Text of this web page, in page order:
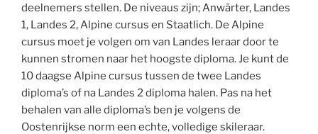
deelnemers stellen. De niveaus zijn; Anwärter, Landes
1, Landes 2, Alpine cursus en Staatlich. De Alpine
cursus moet je volgen om van Landes leraar door te
kunnen stromen naar het hoogste diploma. Je kunt de
10 daagse Alpine cursus tussen de twee Landes
diploma’s of na Landes 2 diploma halen. Pas na het
behalen van alle diploma’s ben je volgens de
Oostenrijkse norm een echte, volledige skileraar.